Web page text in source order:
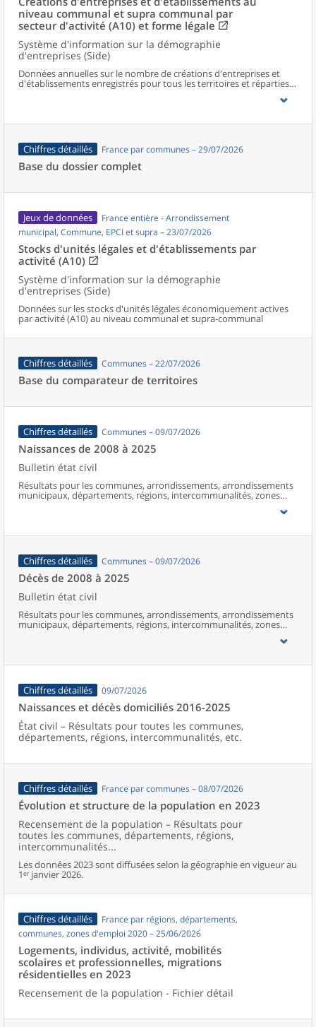
niveau communal et supra communal par
secteur d'activité (A10) et forme légale
Système d'information sur la démographie
d'entreprises (Side)
Données annuelles sur le nombre de créations d'entreprises et
d'établissements enregistrés pour tous les territoires et réparties
selon le secteur d’activité et la forme légale.
Chiffres détaillés France par communes – 29/07/2026
Base du dossier complet
Jeux de données
France entière - Arrondissement
municipal, Commune, EPCI et supra – 23/07/2026
Stocks d'unités légales et d'établissements par
activité (A10)
Système d'information sur la démographie
d'entreprises (Side)
Données sur les stocks d'unités légales économiquement actives
par activité (A10) au niveau communal et supra-communal
Chiffres détaillés Communes – 22/07/2026
Base du comparateur de territoires
Chiffres détaillés Communes – 09/07/2026
Naissances de 2008 à 2025
Bulletin état civil
Résultats pour les communes, arrondissements, arrondissements
municipaux, départements, régions, intercommunalités, zones
d’emploi, bassins de vie, unités urbaines et aires d’attraction des
Chiffres détaillés Communes – 09/07/2026
Décès de 2008 à 2025
Bulletin état civil
Résultats pour les communes, arrondissements, arrondissements
municipaux, départements, régions, intercommunalités, zones
d’emploi, bassins de vie, unités urbaines et aires d’attraction des
Chiffres détaillés 09/07/2026
Naissances et décès domiciliés 2016-2025
État civil – Résultats pour toutes les communes,
départements, régions, intercommunalités, etc.
Chiffres détaillés France par communes – 08/07/2026
Évolution et structure de la population en 2023
Recensement de la population – Résultats pour
toutes les communes, départements, régions,
intercommunalités...
Les données 2023 sont diffusées selon la géographie en vigueur au
1ᵉʳ janvier 2026.
Chiffres détaillés
France par régions, départements,
communes, zones d'emploi 2020 – 25/06/2026
Logements, individus, activité, mobilités
scolaires et professionnelles, migrations
résidentielles en 2023
Recensement de la population - Fichier détail